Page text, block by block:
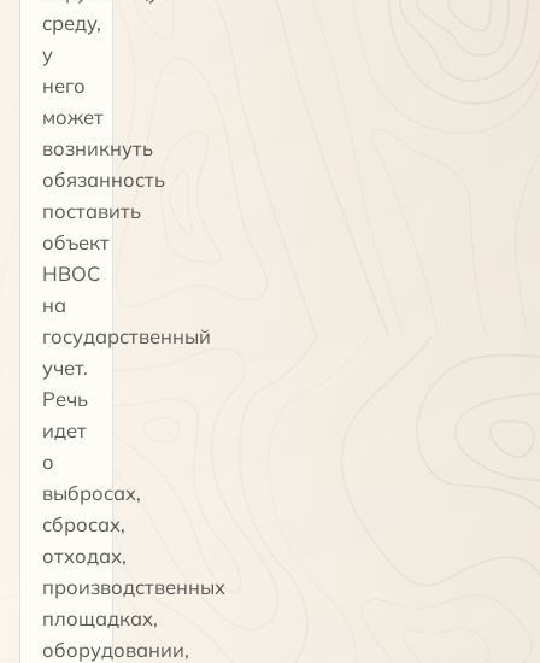
среду,
у
него
может
возникнуть
обязанность
поставить
объект
НВОС
на
государственный
учет.
Речь
идет
о
выбросах,
сбросах,
отходах,
производственных
площадках,
оборудовании,